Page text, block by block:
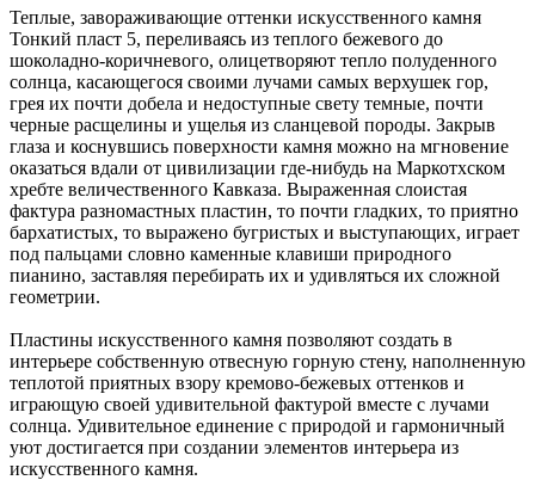
Теплые, завораживающие оттенки искусственного камня
Тонкий пласт 5, переливаясь из теплого бежевого до
шоколадно-коричневого, олицетворяют тепло полуденного
солнца, касающегося своими лучами самых верхушек гор,
грея их почти добела и недоступные свету темные, почти
черные расщелины и ущелья из сланцевой породы. Закрыв
глаза и коснувшись поверхности камня можно на мгновение
оказаться вдали от цивилизации где-нибудь на Маркотхском
хребте величественного Кавказа. Выраженная слоистая
фактура разномастных пластин, то почти гладких, то приятно
бархатистых, то выражено бугристых и выступающих, играет
под пальцами словно каменные клавиши природного
пианино, заставляя перебирать их и удивляться их сложной
геометрии.
Пластины искусственного камня позволяют создать в
интерьере собственную отвесную горную стену, наполненную
теплотой приятных взору кремово-бежевых оттенков и
играющую своей удивительной фактурой вместе с лучами
солнца. Удивительное единение с природой и гармоничный
уют достигается при создании элементов интерьера из
искусственного камня.